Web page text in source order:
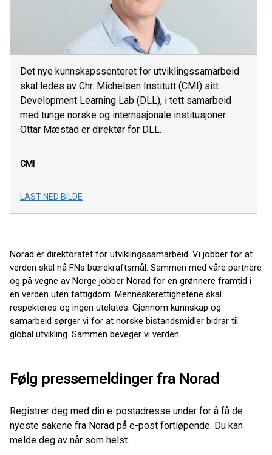
Det nye kunnskapssenteret for utviklingssamarbeid
skal ledes av Chr. Michelsen Institutt (CMI) sitt
Development Learning Lab (DLL), i tett samarbeid
med tunge norske og internasjonale institusjoner.
Ottar Mæstad er direktør for DLL.
CMI
LAST NED BILDE
Norad er direktoratet for utviklingssamarbeid. Vi jobber for at
verden skal nå FNs bærekraftsmål. Sammen med våre partnere
og på vegne av Norge jobber Norad for en grønnere framtid i
en verden uten fattigdom. Menneskerettighetene skal
respekteres og ingen utelates. Gjennom kunnskap og
samarbeid sørger vi for at norske bistandsmidler bidrar til
global utvikling. Sammen beveger vi verden.
Følg pressemeldinger fra Norad
Registrer deg med din e-postadresse under for å få de
nyeste sakene fra Norad på e-post fortløpende. Du kan
melde deg av når som helst.